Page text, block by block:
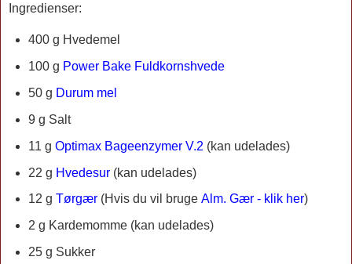
Ingredienser:
400 g Hvedemel
100 g Power Bake Fuldkornshvede
50 g Durum mel
9 g Salt
11 g Optimax Bageenzymer V.2 (kan udelades)
22 g Hvedesur(kan udelades)
12 g Tørgær (Hvis du vil bruge Alm. Gær - klik her)
2 g Kardemomme (kan udelades)
25 g Sukker